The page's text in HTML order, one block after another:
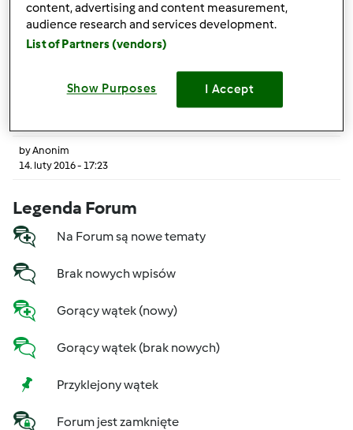
14. Listopad 2017 - 13:52
Anonim»16. Czerwiec 2014 - 21:43
byAnonim
14. luty 2016 - 17:23
Legenda Forum
Na Forum są nowe tematy
Brak nowych wpisów
Gorący wątek (nowy)
Gorący wątek (brak nowych)
Przyklejony wątek
Forum jest zamknięte
content, advertising and content measurement,
audience research and services development.
List of Partners (vendors)
Show Purposes I Accept